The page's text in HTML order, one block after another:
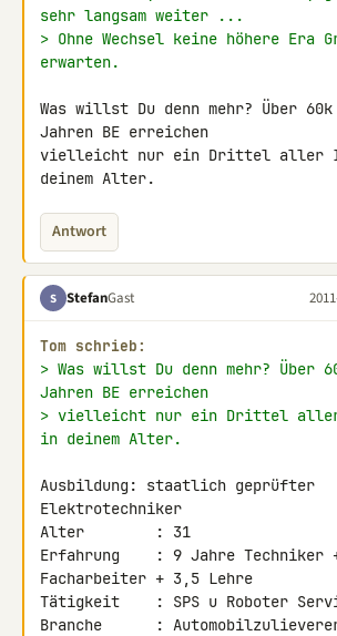
sehr langsam weiter ...
> Ohne Wechsel keine höhere Era
erwarten.
Was willst Du denn mehr? Über
Jahren BE erreichen
vielleicht nur ein Drittel aller
deinem Alter.
Antwort
S StefanGast
Tom schrieb:
> Was willst Du denn mehr? Über
Jahren BE erreichen
> vielleicht nur ein Drittel aller
in deinem Alter.
Ausbildung: staatlich geprüfter
Elektrotechniker
Alter        : 31
Erfahrung    : 9 Jahre Techniker
Facharbeiter + 3,5 Lehre
Tätigkeit    : SPS u Roboter
Branche      :